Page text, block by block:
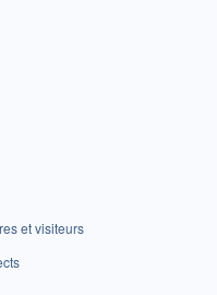
et visiteurs